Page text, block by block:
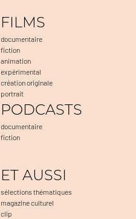
FILMS
documentaire
fiction
animation
expérimental
création originale
portrait
PODCASTS
documentaire
fiction
ET AUSSI
sélections thématiques
magazine culturel
clip